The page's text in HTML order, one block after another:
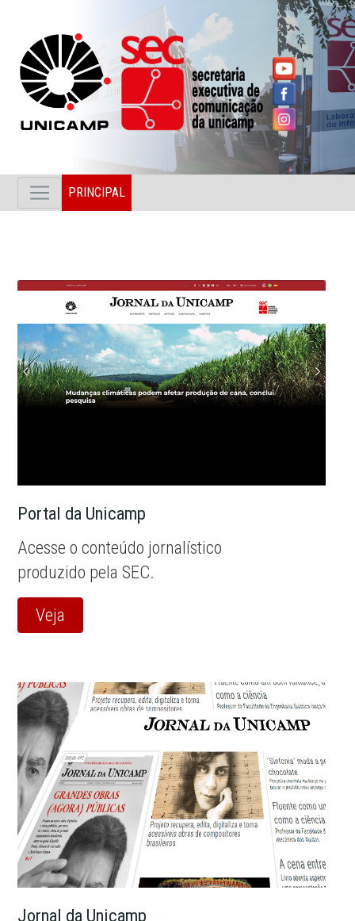
PRINCIPAL
Portal da Unicamp
Acesse o conteúdo jornalístico
produzido pela SEC.
Veja
Jornal da Unicamp